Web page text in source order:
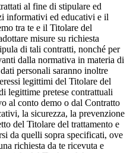
al fine di stipulare ed
informativi ed educativi e il
tra te e il Titolare del
misure su richiesta
di tali contratti, nonché per
dalla normativa in materia di
personali saranno inoltre
legittimi del Titolare del
legittime pretese contrattuali
al conto demo o dal Contratto
la sicurezza, la prevenzione
del Titolare del trattamento e
da quelli sopra specificati, ove
richiesta da te ricevuta e